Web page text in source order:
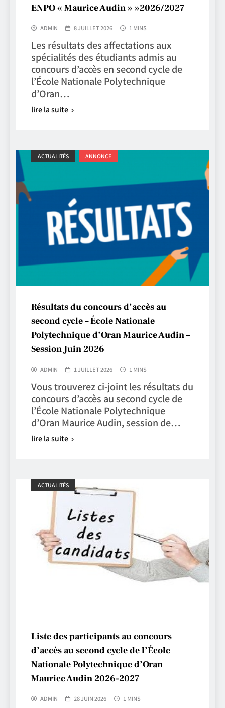
ENPO « Maurice Audin » »2026/2027
ADMIN 8 JUILLET 2026 1 MINS
Les résultats des affectations aux
spécialités des étudiants admis au
concours d’accès en second cycle de
l’École Nationale Polytechnique
d’Oran…
lire la suite
ACTUALITÉS ANNONCE
Résultats du concours d’accès au
second cycle – École Nationale
Polytechnique d’Oran Maurice Audin –
Session Juin 2026
ADMIN 1 JUILLET 2026 1 MINS
Vous trouverez ci-joint les résultats du
concours d’accès au second cycle de
l’École Nationale Polytechnique
d’Oran Maurice Audin, session de…
lire la suite
ACTUALITÉS
Liste des participants au concours
d’accès au second cycle de l’École
Nationale Polytechnique d’Oran
Maurice Audin 2026-2027
ADMIN 28 JUIN 2026 1 MINS